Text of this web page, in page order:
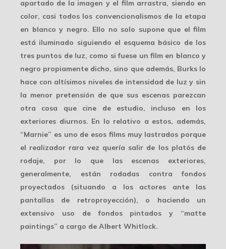
apartado de la imagen y el film arrastra, siendo en
color, casi todos los convencionalismos de la etapa
en blanco y negro. Ello no solo supone que el film
está iluminado siguiendo el esquema básico de los
tres puntos de luz, como si fuese un film en blanco y
negro propiamente dicho, sino que además, Burks lo
hace con altísimos nivelesde intensidad de luz y sin
la menor pretensión de que sus escenas parezcan
otra cosa que cine de estudio, incluso en los
exteriores diurnos. En lo relativo a estos, además,
“Marnie” es uno de esos films muy lastrados porque
el realizador rara vez quería salir de los platós de
rodaje, por lo que las escenas exteriores,
generalmente, están rodadas contra fondos
proyectados (situando a los actores ante las
pantallas de retroproyección), o haciendo un
extensivo uso de fondos pintados y “matte
paintings” a cargo de Albert Whitlock.